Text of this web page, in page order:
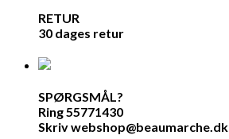
RETUR
30 dages retur
SPØRGSMÅL?
Ring 55771430
Skriv webshop@beaumarche.dk